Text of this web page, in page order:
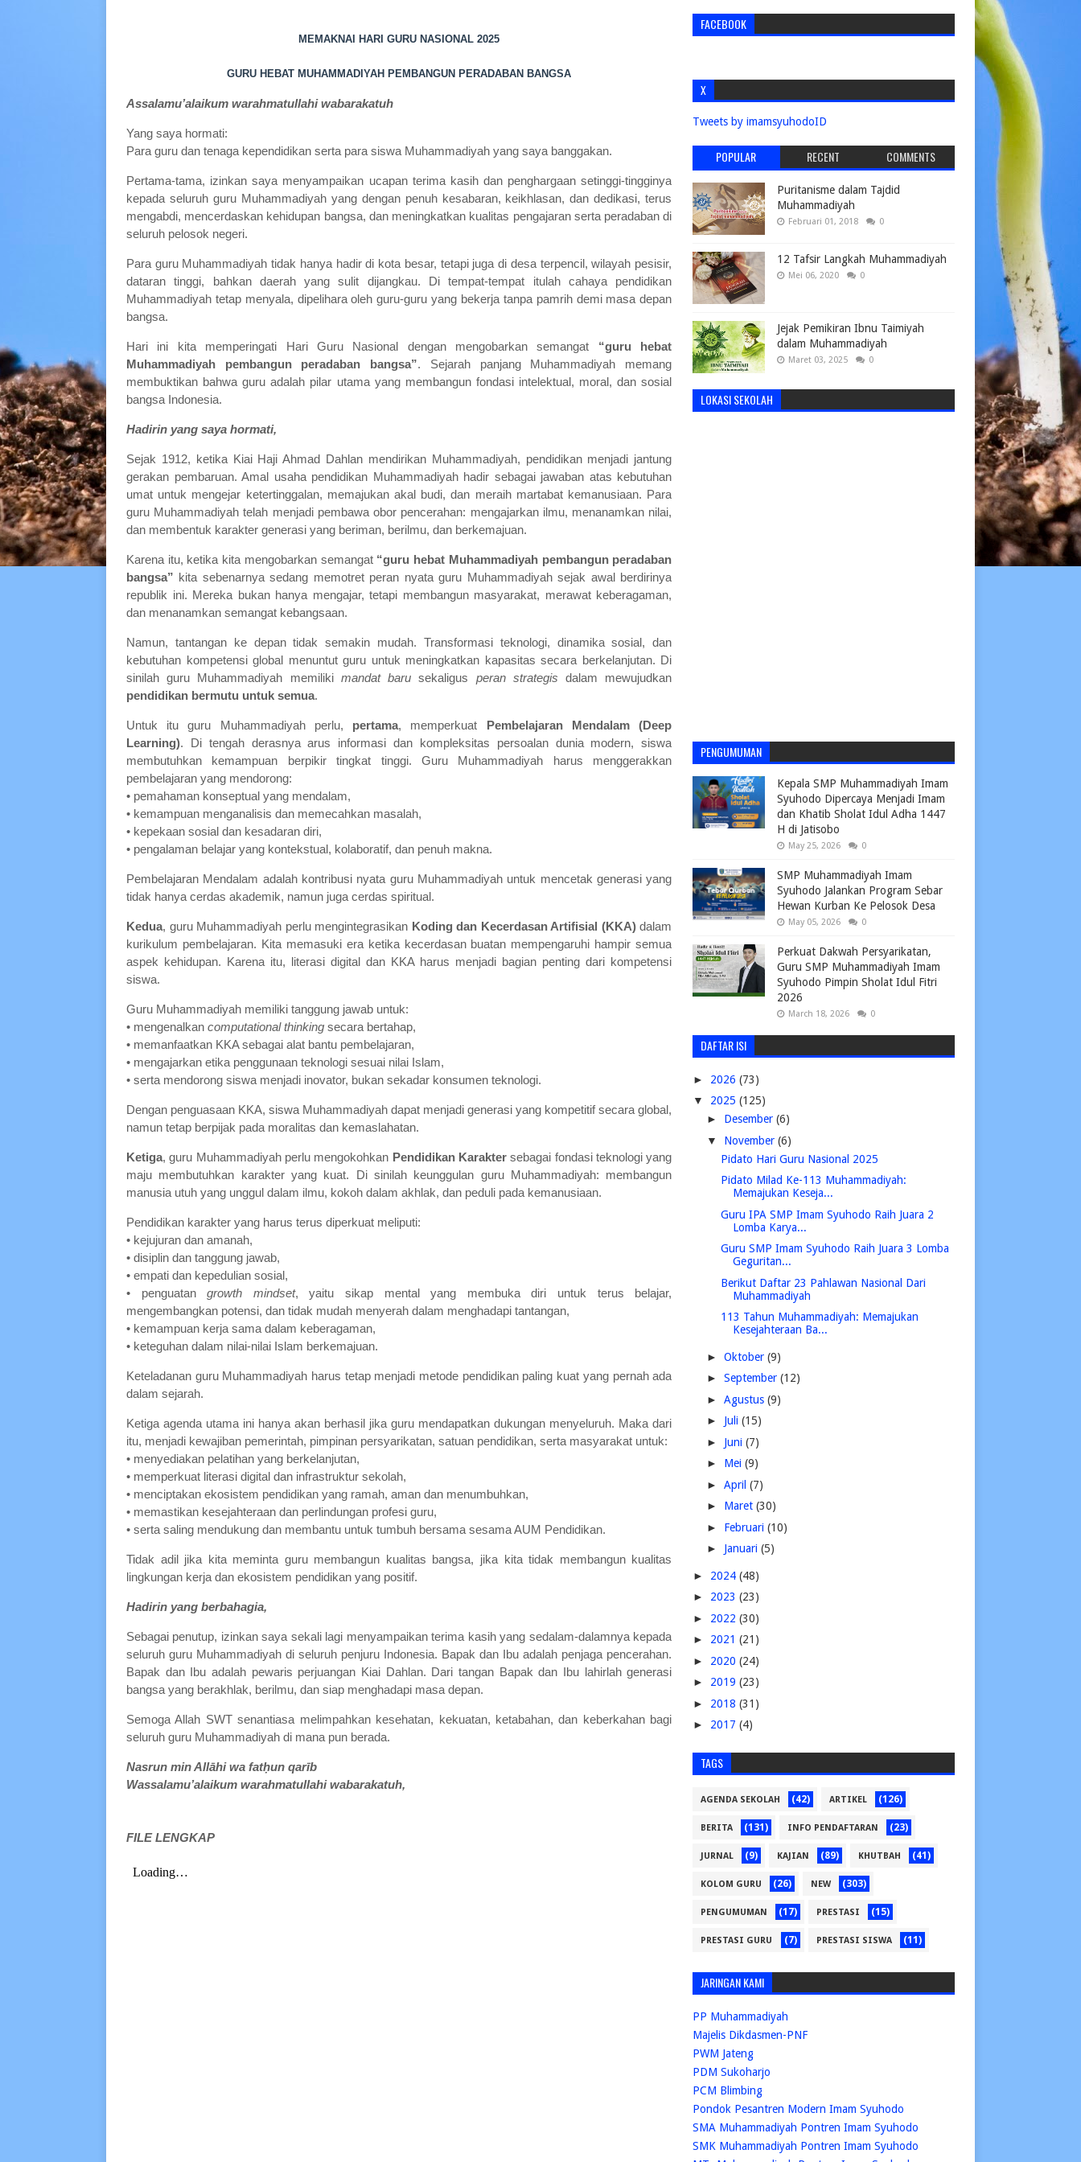
MEMAKNAI HARI GURU NASIONAL 2025
GURU HEBAT MUHAMMADIYAH PEMBANGUN PERADABAN BANGSA
Assalamu’alaikum warahmatullahi wabarakatuh
Yang saya hormati:
Para guru dan tenaga kependidikan serta para siswa Muhammadiyah yang saya banggakan.
Pertama-tama, izinkan saya menyampaikan ucapan terima kasih dan penghargaan setinggi-tingginya
kepada seluruh guru Muhammadiyah yang dengan penuh kesabaran, keikhlasan, dan dedikasi, terus
mengabdi, mencerdaskan kehidupan bangsa, dan meningkatkan kualitas pengajaran serta peradaban di
seluruh pelosok negeri.
Para guru Muhammadiyah tidak hanya hadir di kota besar, tetapi juga di desa terpencil, wilayah pesisir,
dataran tinggi, bahkan daerah yang sulit dijangkau. Di tempat-tempat itulah cahaya pendidikan
Muhammadiyah tetap menyala, dipelihara oleh guru-guru yang bekerja tanpa pamrih demi masa depan
bangsa.
Hari ini kita memperingati Hari Guru Nasional dengan mengobarkan semangat “guru hebat
Muhammadiyah pembangun peradaban bangsa”. Sejarah panjang Muhammadiyah memang
membuktikan bahwa guru adalah pilar utama yang membangun fondasi intelektual, moral, dan sosial
bangsa Indonesia.
Hadirin yang saya hormati,
Sejak 1912, ketika Kiai Haji Ahmad Dahlan mendirikan Muhammadiyah, pendidikan menjadi jantung
gerakan pembaruan. Amal usaha pendidikan Muhammadiyah hadir sebagai jawaban atas kebutuhan
umat untuk mengejar ketertinggalan, memajukan akal budi, dan meraih martabat kemanusiaan. Para
guru Muhammadiyah telah menjadi pembawa obor pencerahan: mengajarkan ilmu, menanamkan nilai,
dan membentuk karakter generasi yang beriman, berilmu, dan berkemajuan.
Karena itu, ketika kita mengobarkan semangat “guru hebat Muhammadiyah pembangun peradaban
bangsa” kita sebenarnya sedang memotret peran nyata guru Muhammadiyah sejak awal berdirinya
republik ini. Mereka bukan hanya mengajar, tetapi membangun masyarakat, merawat keberagaman,
dan menanamkan semangat kebangsaan.
Namun, tantangan ke depan tidak semakin mudah. Transformasi teknologi, dinamika sosial, dan
kebutuhan kompetensi global menuntut guru untuk meningkatkan kapasitas secara berkelanjutan. Di
sinilah guru Muhammadiyah memiliki mandat baru sekaligus peran strategis dalam mewujudkan
pendidikan bermutu untuk semua.
Untuk itu guru Muhammadiyah perlu, pertama, memperkuat Pembelajaran Mendalam (Deep
Learning). Di tengah derasnya arus informasi dan kompleksitas persoalan dunia modern, siswa
membutuhkan kemampuan berpikir tingkat tinggi. Guru Muhammadiyah harus menggerakkan
pembelajaran yang mendorong:
• pemahaman konseptual yang mendalam,
• kemampuan menganalisis dan memecahkan masalah,
• kepekaan sosial dan kesadaran diri,
• pengalaman belajar yang kontekstual, kolaboratif, dan penuh makna.
Pembelajaran Mendalam adalah kontribusi nyata guru Muhammadiyah untuk mencetak generasi yang
tidak hanya cerdas akademik, namun juga cerdas spiritual.
Kedua, guru Muhammadiyah perlu mengintegrasikan Koding dan Kecerdasan Artifisial (KKA)dalam
kurikulum pembelajaran. Kita memasuki era ketika kecerdasan buatan mempengaruhi hampir semua
aspek kehidupan. Karena itu, literasi digital dan KKA harus menjadi bagian penting dari kompetensi
siswa.
Guru Muhammadiyah memiliki tanggung jawab untuk:
• mengenalkan computational thinking secara bertahap,
• memanfaatkan KKA sebagai alat bantu pembelajaran,
• mengajarkan etika penggunaan teknologi sesuai nilai Islam,
• serta mendorong siswa menjadi inovator, bukan sekadar konsumen teknologi.
Dengan penguasaan KKA, siswa Muhammadiyah dapat menjadi generasi yang kompetitif secara global,
namun tetap berpijak pada moralitas dan kemaslahatan.
Ketiga, guru Muhammadiyah perlu mengokohkan Pendidikan Karaktersebagai fondasi teknologi yang
maju membutuhkan karakter yang kuat. Di sinilah keunggulan guru Muhammadiyah: membangun
manusia utuh yang unggul dalam ilmu, kokoh dalam akhlak, dan peduli pada kemanusiaan.
Pendidikan karakter yang harus terus diperkuat meliputi:
• kejujuran dan amanah,
• disiplin dan tanggung jawab,
• empati dan kepedulian sosial,
• penguatangrowth mindset, yaitu sikap mental yang membuka diri untuk terus belajar,
mengembangkan potensi, dan tidak mudah menyerah dalam menghadapi tantangan,
• kemampuan kerja sama dalam keberagaman,
• keteguhan dalam nilai-nilai Islam berkemajuan.
Keteladanan guru Muhammadiyah harus tetap menjadi metode pendidikan paling kuat yang pernah ada
dalam sejarah.
Ketiga agenda utama ini hanya akan berhasil jika guru mendapatkan dukungan menyeluruh. Maka dari
itu, menjadi kewajiban pemerintah, pimpinan persyarikatan, satuan pendidikan, serta masyarakat untuk:
• menyediakan pelatihan yang berkelanjutan,
• memperkuat literasi digital dan infrastruktur sekolah,
• menciptakan ekosistem pendidikan yang ramah, aman dan menumbuhkan,
• memastikan kesejahteraan dan perlindungan profesi guru,
• serta saling mendukung dan membantu untuk tumbuh bersama sesama AUM Pendidikan.
Tidak adil jika kita meminta guru membangun kualitas bangsa, jika kita tidak membangun kualitas
lingkungan kerja dan ekosistem pendidikan yang positif.
Hadirin yang berbahagia,
Sebagai penutup, izinkan saya sekali lagi menyampaikan terima kasih yang sedalam-dalamnya kepada
seluruh guru Muhammadiyah di seluruh penjuru Indonesia. Bapak dan Ibu adalah penjaga pencerahan.
Bapak dan Ibu adalah pewaris perjuangan Kiai Dahlan. Dari tangan Bapak dan Ibu lahirlah generasi
bangsa yang berakhlak, berilmu, dan siap menghadapi masa depan.
Semoga Allah SWT senantiasa melimpahkan kesehatan, kekuatan, ketabahan, dan keberkahan bagi
seluruh guru Muhammadiyah di mana pun berada.
Nasrun min Allāhi wa fatḥun qarīb
Wassalamu’alaikum warahmatullahi wabarakatuh,
FILE LENGKAP
FACEBOOK
X
Tweets by imamsyuhodoID
POPULAR RECENT COMMENTS
Puritanisme dalam Tajdid
Muhammadiyah
Februari 01, 2018 0
12 Tafsir Langkah Muhammadiyah
Mei 06, 2020 0
Jejak Pemikiran Ibnu Taimiyah
dalam Muhammadiyah
Maret 03, 2025 0
LOKASI SEKOLAH
PENGUMUMAN
Kepala SMP Muhammadiyah Imam
Syuhodo Dipercaya Menjadi Imam
dan Khatib Sholat Idul Adha 1447
H di Jatisobo
May 25, 2026 0
SMP Muhammadiyah Imam
Syuhodo Jalankan Program Sebar
Hewan Kurban Ke Pelosok Desa
May 05, 2026 0
Perkuat Dakwah Persyarikatan,
Guru SMP Muhammadiyah Imam
Syuhodo Pimpin Sholat Idul Fitri
2026
March 18, 2026 0
DAFTAR ISI
► 2026 (73)
▼ 2025 (125)
► Desember (6)
▼ November (6)
Pidato Hari Guru Nasional 2025
Pidato Milad Ke-113 Muhammadiyah:
Memajukan Keseja...
Guru IPA SMP Imam Syuhodo Raih Juara 2
Lomba Karya...
Guru SMP Imam Syuhodo Raih Juara 3 Lomba
Geguritan...
Berikut Daftar 23 Pahlawan Nasional Dari
Muhammadiyah
113 Tahun Muhammadiyah: Memajukan
Kesejahteraan Ba...
► Oktober (9)
► September (12)
► Agustus (9)
► Juli (15)
► Juni (7)
► Mei (9)
► April (7)
► Maret (30)
► Februari (10)
► Januari (5)
► 2024 (48)
► 2023 (23)
► 2022 (30)
► 2021 (21)
► 2020 (24)
► 2019 (23)
► 2018 (31)
► 2017 (4)
TAGS
AGENDA SEKOLAH (42) ARTIKEL (126)
BERITA (131) INFO PENDAFTARAN (23)
JURNAL (9) KAJIAN (89) KHUTBAH (41)
KOLOM GURU (26) NEW (303)
PENGUMUMAN (17) PRESTASI (15)
PRESTASI GURU (7) PRESTASI SISWA (11)
JARINGAN KAMI
PP Muhammadiyah
Majelis Dikdasmen-PNF
PWM Jateng
PDM Sukoharjo
PCM Blimbing
Pondok Pesantren Modern Imam Syuhodo
SMA Muhammadiyah Pontren Imam Syuhodo
SMK Muhammadiyah Pontren Imam Syuhodo